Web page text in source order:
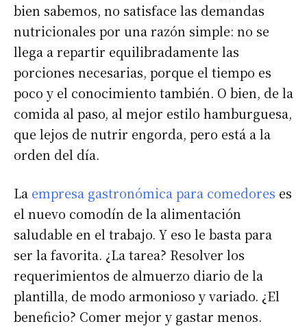
bien sabemos, no satisface las demandas
nutricionales por una razón simple: no se
llega a repartir equilibradamente las
porciones necesarias, porque el tiempo es
poco y el conocimiento también. O bien, de la
comida al paso, al mejor estilo hamburguesa,
que lejos de nutrir engorda, pero está a la
orden del día.
La empresa gastronómica para comedores es
el nuevo comodín de la alimentación
saludable en el trabajo. Y eso le basta para
ser la favorita. ¿La tarea? Resolver los
requerimientos de almuerzo diario de la
plantilla, de modo armonioso y variado. ¿El
beneficio? Comer mejor y gastar menos.